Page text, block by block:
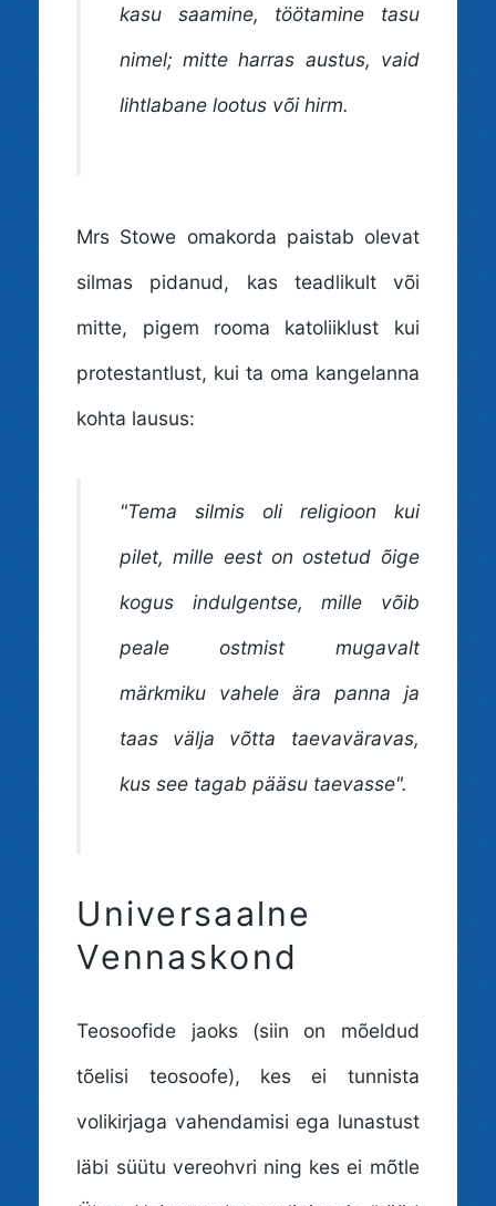
kasu saamine, töötamine tasu
nimel; mitte harras austus, vaid
lihtlabane lootus või hirm.
Mrs Stowe omakorda paistab olevat
silmas pidanud, kas teadlikult või
mitte, pigem rooma katoliiklust kui
protestantlust, kui ta oma kangelanna
kohta lausus:
"Tema silmis oli religioon kui
pilet, mille eest on ostetud õige
kogus indulgentse, mille võib
peale ostmist mugavalt
märkmiku vahele ära panna ja
taas välja võtta taevaväravas,
kus see tagab pääsu taevasse".
Universaalne
Vennaskond
Teosoofide jaoks (siin on mõeldud
tõelisi teosoofe), kes ei tunnista
volikirjaga vahendamisi ega lunastust
läbi süütu vereohvri ning kes ei mõtle